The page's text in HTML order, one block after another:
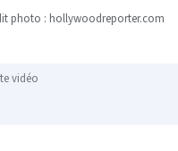
photo : hollywoodreporter.com
vidéo